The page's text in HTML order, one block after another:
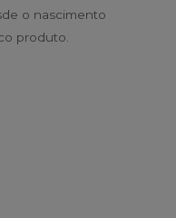
o nascimento
produto.